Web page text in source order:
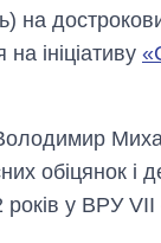
на
ініціативу
і
у ВРУ VII